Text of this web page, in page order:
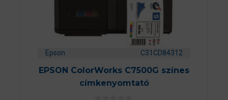
Epson C31CD84312
EPSON ColorWorks C7500G színes
címkenyomtató